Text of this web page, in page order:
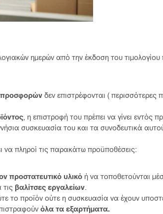
ημερών από την έκδοση του τιμολογίου
προσφορών δεν επιστρέφονται ( περισσότερες
, η επιστροφή του πρέπει να γίνει εντός
συσκευασία του και τα συνοδευτικά
να πληροί τις παρακάτω προϋποθέσεις:
προστατευτικό υλικό ή να τοποθετούνται
τις βαλίτσες εργαλείων
το προϊόν ούτε η συσκευασία να έχουν
όλα τα εξαρτήματα.